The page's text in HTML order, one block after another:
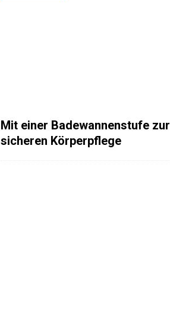
Mit einer Badewannenstufe zur
sicheren Körperpflege